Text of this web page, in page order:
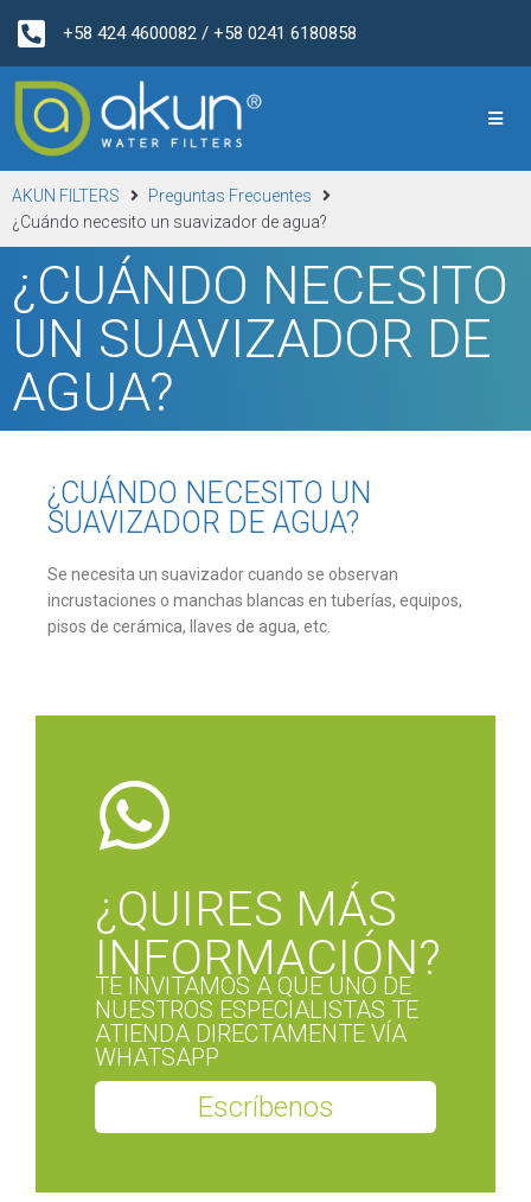
+58 424 4600082 / +58 0241 6180858
AKUN FILTERS
Preguntas Frecuentes
¿Cuándo necesito un suavizador de agua?
¿CUÁNDO NECESITO
UN SUAVIZADOR DE
AGUA?
¿CUÁNDO NECESITO UN
SUAVIZADOR DE AGUA?
Se necesita un suavizador cuando se observan
incrustaciones o manchas blancas en tuberías, equipos,
pisos de cerámica, llaves de agua, etc.
¿QUIRES MÁS
INFORMACIÓN?
TE INVITAMOS A QUE UNO DE
NUESTROS ESPECIALISTAS TE
ATIENDA DIRECTAMENTE VÍA
WHATSAPP
Escríbenos